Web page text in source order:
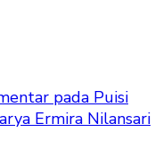
pada Puisi
Ermira Nilansari